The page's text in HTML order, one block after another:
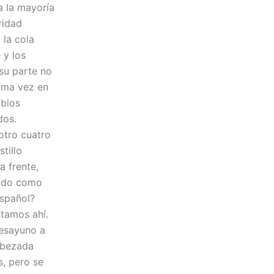
la mayoría
la cola
y los
parte no
vez en
cuatro
frente,
como
ahí.
a
pero se